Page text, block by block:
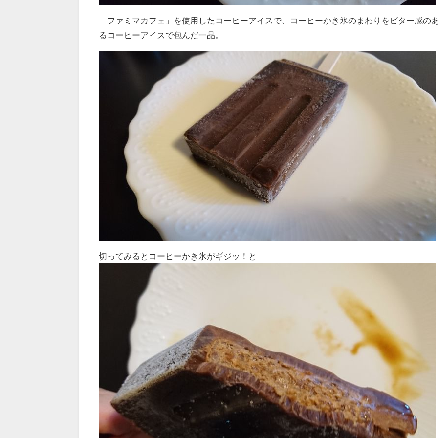
「ファミマカフェ」を使用したコーヒーアイスで、コーヒーかき氷のまわりをビター感の
るコーヒーアイスで包んだ一品。
切ってみるとコーヒーかき氷がギジッ！と